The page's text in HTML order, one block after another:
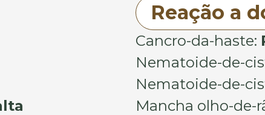
Reação a
Cancro-da-haste:
Nematoide-de-
Nematoide-de-
Mancha olho-de-